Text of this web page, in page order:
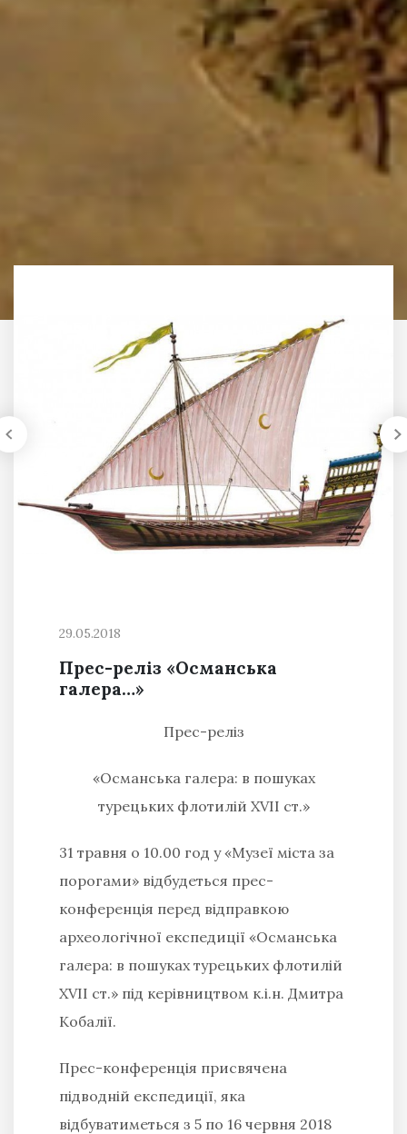
29.05.2018
Прес-реліз «Османська
галера…»
Прес-реліз
«Османська галера: в пошуках
турецьких флотилій XVII ст.»
31 травня о 10.00 год у «Музеї міста за
порогами» відбудеться прес-
конференція перед відправкою
археологічної експедиції «Османська
галера: в пошуках турецьких флотилій
XVII ст.» під керівництвом к.і.н. Дмитра
Кобалії.
Прес-конференція присвячена
підводній експедиції, яка
відбуватиметься з 5 по 16 червня 2018